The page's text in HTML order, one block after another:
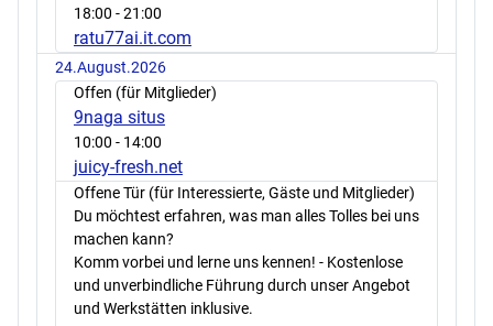
18:00 - 21:00
ratu77ai.it.com
24.August.2026
Offen (für Mitglieder)
9naga situs
10:00 - 14:00
juicy-fresh.net
Offene Tür (für Interessierte, Gäste und Mitglieder)
Du möchtest erfahren, was man alles Tolles bei uns
machen kann?
Komm vorbei und lerne uns kennen! - Kostenlose
und unverbindliche Führung durch unser Angebot
und Werkstätten inklusive.